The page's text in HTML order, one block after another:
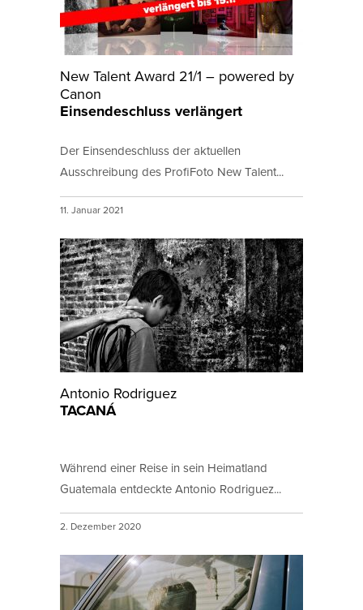
New Talent Award 21/1 – powered by
Canon
Einsendeschluss verlängert
Der Einsendeschluss der aktuellen
Ausschreibung des ProfiFoto New Talent...
11. Januar 2021
Antonio Rodriguez
TACANÁ
Während einer Reise in sein Heimatland
Guatemala entdeckte Antonio Rodriguez...
2. Dezember 2020